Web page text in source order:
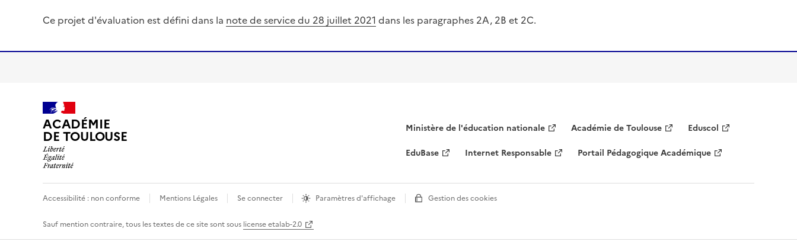
Ce projet d'évaluation est défini dans la note de service du 28 juillet 2021 dans les paragraphes 2A, 2B et 2C.
ACADÉMIE
DE TOULOUSE Ministère de l'éducation nationale Académie de Toulouse
Eduscol
EduBase
Internet Responsable Portail Pédagogique Académique
Accessibilité : non conforme Mentions Légales Se connecter Paramètres d'affichage Gestion des cookies
Sauf mention contraire, tous les textes de ce site sont sous license etalab-2.0